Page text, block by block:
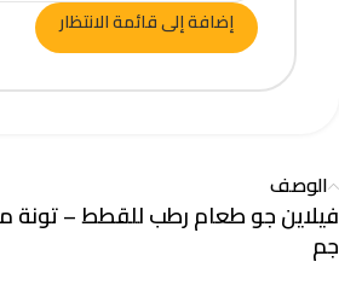
إضافة إلى قائمة الانتظار
الوصف
جم